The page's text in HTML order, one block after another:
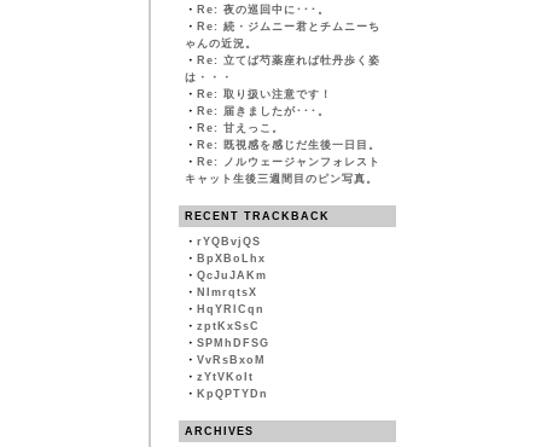
・ Re: 夜の巡回中に･･･。
・ Re: 続・ジムニー君とチムニーち
ゃんの近況。
・ Re: 立てば芍薬座れば牡丹歩く姿
は・・・
・ Re: 取り扱い注意です！
・ Re: 届きましたが･･･。
・ Re: 甘えっこ。
・ Re: 既視感を感じだ生後一日目。
・ Re: ノルウェージャンフォレスト
キャット生後三週間目のピン写真。
RECENT TRACKBACK
・ rYQBvjQS
・ BpXBoLhx
・ QcJuJAKm
・ NImrqtsX
・ HqYRlCqn
・ zptKxSsC
・ SPMhDFSG
・ VvRsBxoM
・ zYtVKoIt
・ KpQPTYDn
ARCHIVES